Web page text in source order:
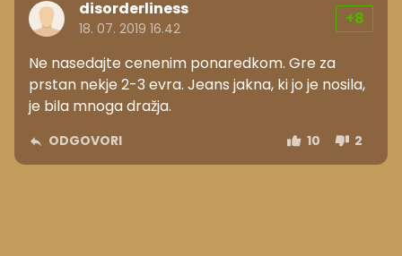
disorderliness
18. 07. 2019 16.42
+8
Ne nasedajte cenenim ponaredkom. Gre za
prstan nekje 2-3 evra. Jeans jakna, ki jo je nosila,
je bila mnoga dražja.
ODGOVORI 10 2